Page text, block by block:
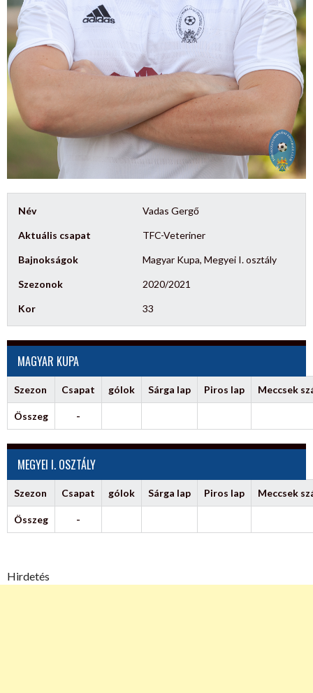
Név Vadas Gergő
Aktuális csapat TFC-Veteriner
Bajnokságok Magyar Kupa, Megyei I. osztály
Szezonok 2020/2021
Kor 33
MAGYAR KUPA
Szezon Csapat gólok Sárga lap Piros lap Meccsek
Összeg -
MEGYEI I. OSZTÁLY
Szezon Csapat gólok Sárga lap Piros lap Meccsek
Összeg -
Hirdetés